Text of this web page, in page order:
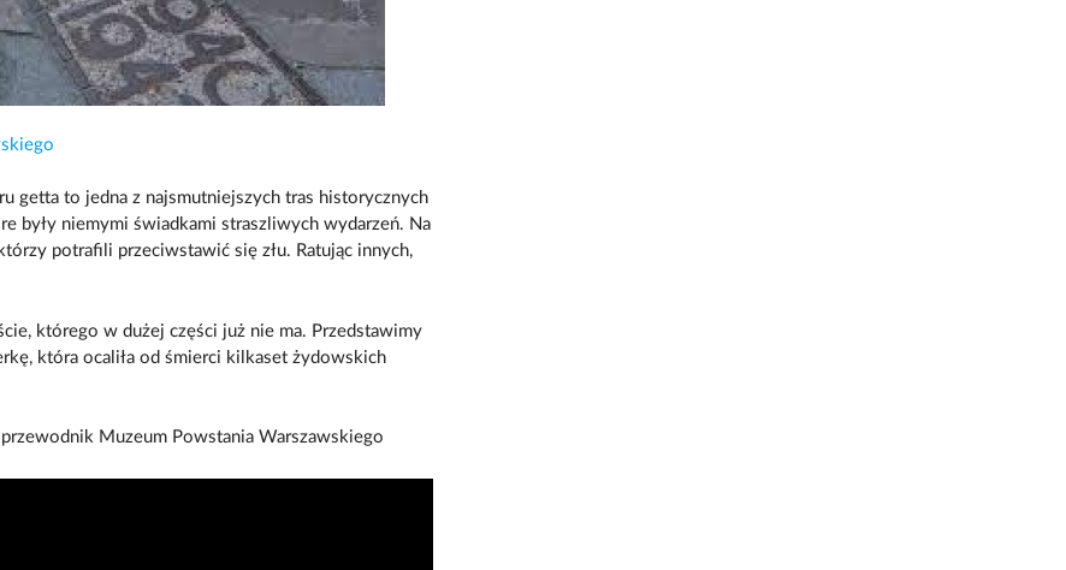
getta to jedna z najsmutniejszych tras historycznych
były niemymi świadkami straszliwych wydarzeń. Na
potrafili przeciwstawić się złu. Ratując innych,
którego w dużej części już nie ma. Przedstawimy
która ocaliła od śmierci kilkaset żydowskich
przewodnik Muzeum Powstania Warszawskiego